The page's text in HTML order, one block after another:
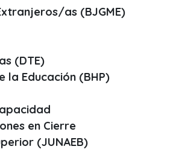
as (BJGME)
(DTE)
la Educación (BHP)
en Cierre
(JUNAEB)